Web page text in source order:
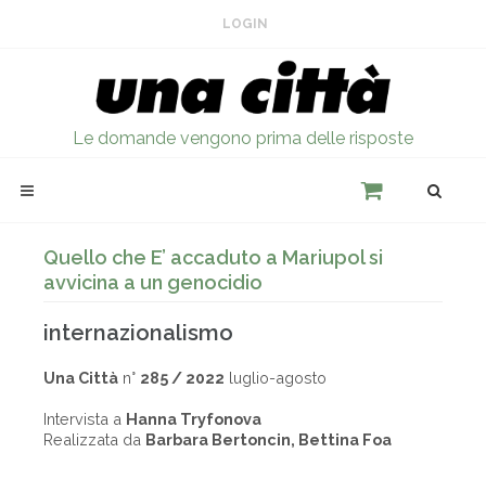
LOGIN
Le domande vengono prima delle risposte
Quello che E’ accaduto a Mariupol si
avvicina a un genocidio
internazionalismo
Una Città n° 285 / 2022 luglio-agosto
Intervista a Hanna Tryfonova
Realizzata da Barbara Bertoncin, Bettina Foa